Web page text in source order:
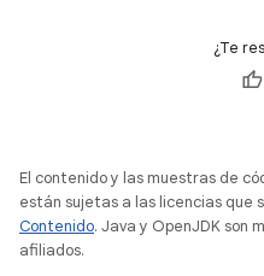
¿Te
El contenido y las muestras de
están sujetas a las licencias que
Contenido. Java y OpenJDK son
afiliados.